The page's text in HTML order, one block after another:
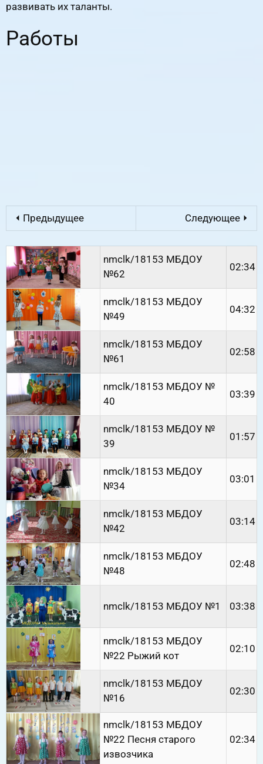
развивать их таланты.
Работы
⏴ Предыдущее Следующее ⏵
nmclk/18153 МБДОУ
№62
02:34
nmclk/18153 МБДОУ
№49
04:32
nmclk/18153 МБДОУ
№61
02:58
nmclk/18153 МБДОУ №
40
03:39
nmclk/18153 МБДОУ №
39
01:57
nmclk/18153 МБДОУ
№34
03:01
nmclk/18153 МБДОУ
№42
03:14
nmclk/18153 МБДОУ
№48
02:48
nmclk/18153 МБДОУ №1 03:38
nmclk/18153 МБДОУ
№22 Рыжий кот
02:10
nmclk/18153 МБДОУ
№16
02:30
nmclk/18153 МБДОУ
№22 Песня старого
извозчика
02:34